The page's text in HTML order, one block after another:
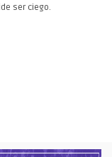
ser ciego.